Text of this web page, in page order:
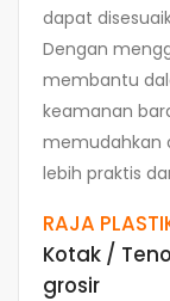
dapat
Dengan
membantu
keamanan
memudahkan
lebih praktis
RAJA
Kotak /
grosir